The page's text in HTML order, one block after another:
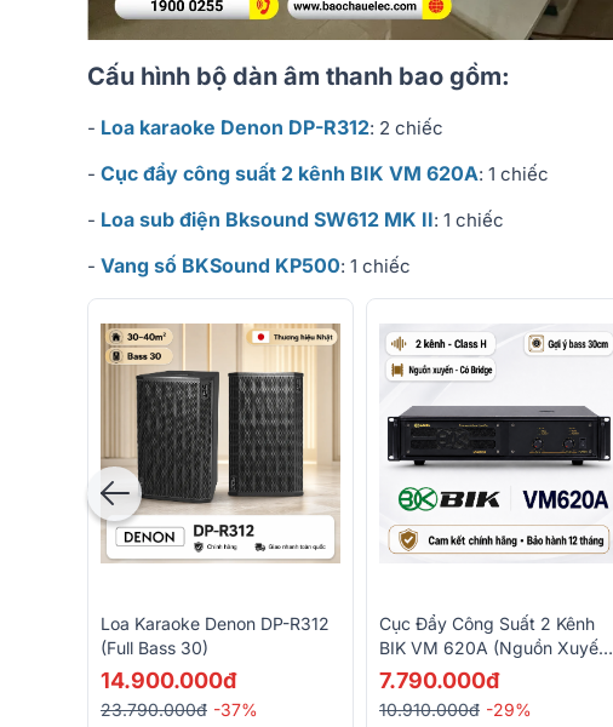
Cấu hình bộ dàn âm thanh bao gồm:
- Loa karaoke Denon DP-R312: 2 chiếc
- Cục đẩy công suất 2 kênh BIK VM 620A: 1 chiếc
- Loa sub điện Bksound SW612 MK II: 1 chiếc
- Vang số BKSound KP500: 1 chiếc
Loa Karaoke Denon DP-R312
(Full Bass 30)
14.900.000đ
23.790.000đ -37%
Cục Đẩy Công Suất 2 Kênh
BIK VM 620A (Nguồn Xuyến,
Class H, 600W)
7.790.000đ
10.910.000đ -29%